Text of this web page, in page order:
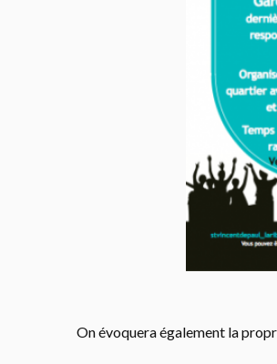
On évoquera également la